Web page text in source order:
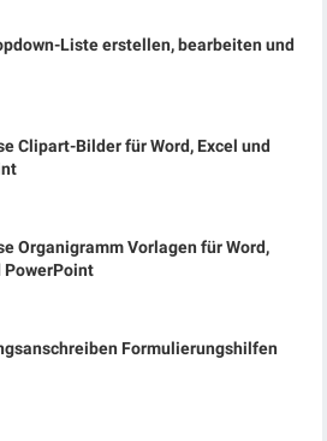
Liste erstellen, bearbeiten und
Clipart-Bilder für Word, Excel und
Organigramm Vorlagen für Word,
PowerPoint
Formulierungshilfen